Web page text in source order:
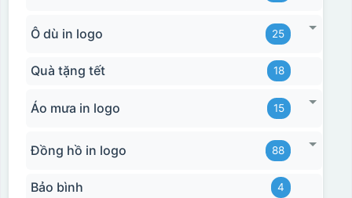
Ô dù in logo 25
Quà tặng tết 18
Áo mưa in logo 15
Đồng hồ in logo 88
Bảo bình 4